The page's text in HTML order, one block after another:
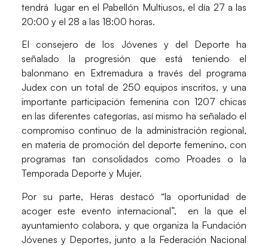
tendrá lugar en el Pabellón Multiusos, el día 27 a las
20:00 y el 28 a las 18:00 horas.
El consejero de los Jóvenes y del Deporte ha
señalado la progresión que está teniendo el
balonmano en Extremadura a través del programa
Judex con un total de 250 equipos inscritos, y una
importante participación femenina con 1207 chicas
en las diferentes categorías, así mismo ha señalado el
compromiso continuo de la administración regional,
en materia de promoción del deporte femenino, con
programas tan consolidados como Proades o la
Temporada Deporte y Mujer.
Por su parte, Heras destacó “la oportunidad de
acoger este evento internacional”, en la que el
ayuntamiento colabora, y que organiza la Fundación
Jóvenes y Deportes, junto a la Federación Nacional